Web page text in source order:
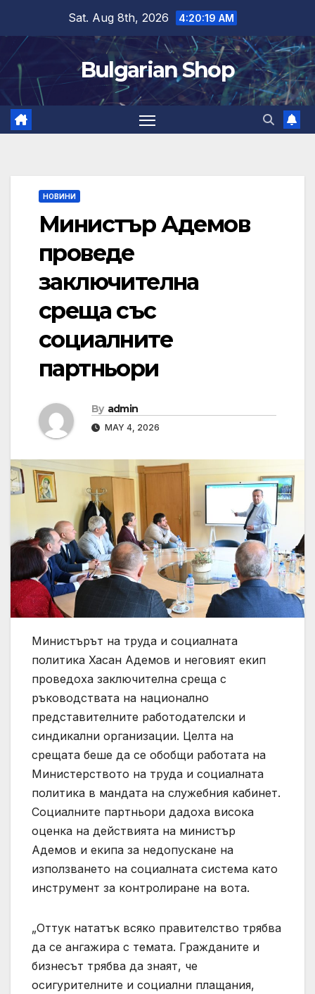
content
Sat. Aug 8th, 2026 4:20:20 AM
Bulgarian Shop
НОВИНИ
Министър Адемов
проведе
заключителна
среща със
социалните
партньори
By admin
MAY 4, 2026
Министърът на труда и социалната
политика Хасан Адемов и неговият екип
проведоха заключителна среща с
ръководствата на национално
представителните работодателски и
синдикални организации. Целта на
срещата беше да се обобщи работата на
Министерството на труда и социалната
политика в мандата на служебния кабинет.
Социалните партньори дадоха висока
оценка на действията на министър
Адемов и екипа за недопускане на
използването на социалната система като
инструмент за контролиране на вота.
„Оттук нататък всяко правителство трябва
да се ангажира с темата. Гражданите и
бизнесът трябва да знаят, че
осигурителните и социални плащания,